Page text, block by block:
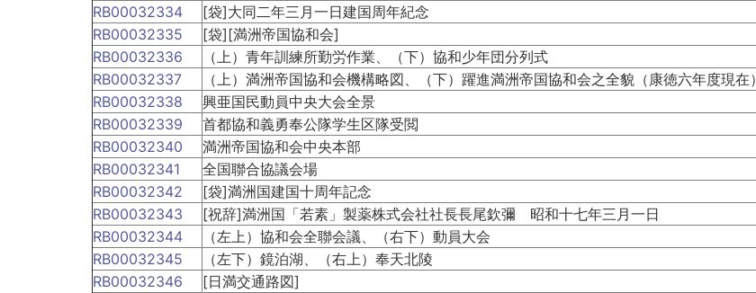
RB00032334
[袋]大同二年三月一日建国周年紀念
RB00032335
[袋][満洲帝国協和会]
RB00032336
（上）青年訓練所勤労作業、（下）協和少年団分列式
RB00032337
（上）満洲帝国協和会機構略図、（下）躍進満洲帝国協和会之全貌（康徳六年度現在）
RB00032338
興亜国民動員中央大会全景
RB00032339
首都協和義勇奉公隊学生区隊受閲
RB00032340
満洲帝国協和会中央本部
RB00032341
全国聯合協議会場
RB00032342
[袋]満洲国建国十周年記念
RB00032343
[祝辞]満洲国「若素」製薬株式会社社長長尾欽彌 昭和十七年三月一日
RB00032344
（左上）協和会全聯会議、（右下）動員大会
RB00032345
（左下）鏡泊湖、（右上）奉天北陵
RB00032346
[日満交通路図]